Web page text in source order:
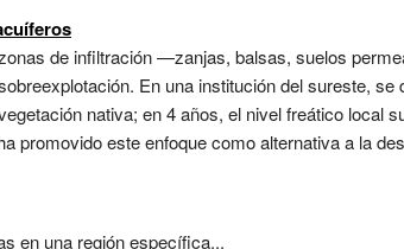
de infiltración —zanjas, balsas, suelos
En una institución del sureste, se
nativa; en 4 años, el nivel freático local
promovido este enfoque como alternativa a la
en una región específica...